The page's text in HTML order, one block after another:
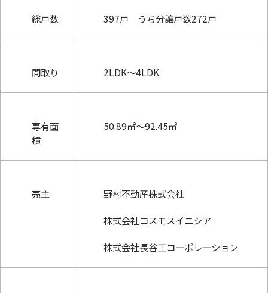
総戸数 397戸 うち分譲戸数272戸
間取り 2LDK～4LDK
専有面
積
50.89㎡～92.45㎡
売主 野村不動産株式会社
株式会社コスモスイニシア
株式会社長谷工コーポレーション